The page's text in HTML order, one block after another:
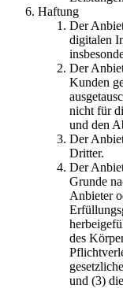
Haftung
Der
digitalen
Der
Kunden
nicht für
und den
Der
Dritter.
Der
Grunde
Anbieter
des
und (3)